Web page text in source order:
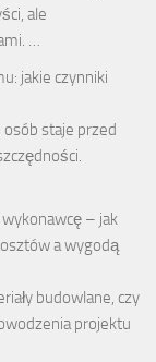
ale
…
jakie czynniki
osób staje przed
– jak
a wygodą
budowlane, czy
projektu